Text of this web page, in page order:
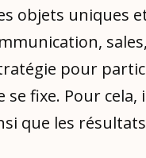
objets uniques
pour
se fixe. Pour
que les